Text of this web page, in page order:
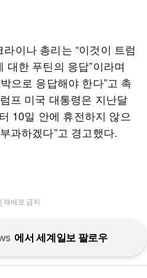
이나 총리는 “이것이 트럼
대한 푸틴의 응답”이라며
으로 응답해야 한다”고 촉
프 미국 대통령은 지난달
10일 안에 휴전하지 않으
과하겠다”고 경고했다.
재배포 금지
에서 세계일보 팔로우